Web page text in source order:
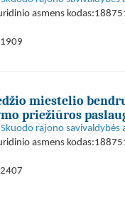
asmens
miestelio
priežiūros
Skuodo rajono savivaldybės
asmens